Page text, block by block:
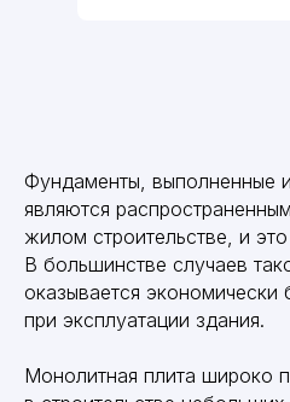
Фундаменты, выполненные
являются
жилом строительстве, и
В большинстве случаев
оказывается
при эксплуатации здания.
Монолитная плита широко